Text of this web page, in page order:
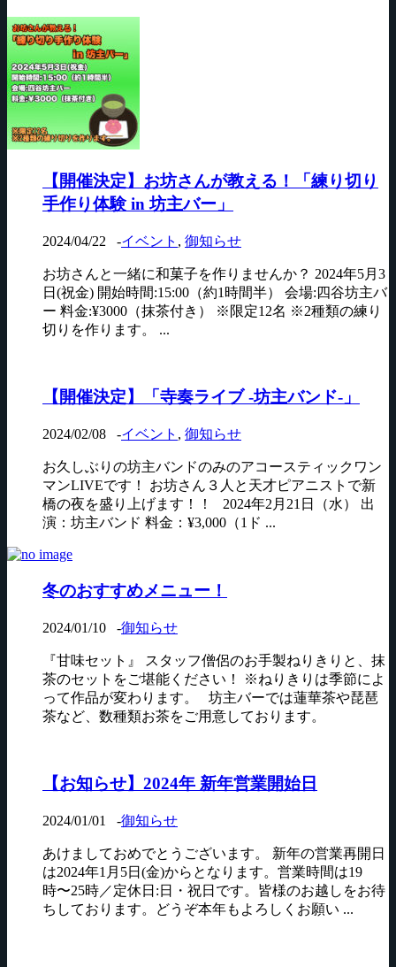
【開催決定】お坊さんが教える！「練り切り
手作り体験 in 坊主バー」
2024/04/22 -イベント , 御知らせ
お坊さんと一緒に和菓子を作りませんか？ 2024年5月3
日(祝金) 開始時間:15:00（約1時間半） 会場:四谷坊主バ
ー 料金:¥3000（抹茶付き） ※限定12名 ※2種類の練り
切りを作ります。 ...
【開催決定】「寺奏ライブ -坊主バンド-」
2024/02/08 -イベント , 御知らせ
お久しぶりの坊主バンドのみのアコースティックワン
マンLIVEです！ お坊さん３人と天才ピアニストで新
橋の夜を盛り上げます！！ 2024年2月21日（水） 出
演：坊主バンド 料金：¥3,000（1ド ...
冬のおすすめメニュー！
2024/01/10 -御知らせ
『甘味セット』 スタッフ僧侶のお手製ねりきりと、抹
茶のセットをご堪能ください！ ※ねりきりは季節によ
って作品が変わります。 坊主バーでは蓮華茶や琵琶
茶など、数種類お茶をご用意しております。
【お知らせ】2024年 新年営業開始日
2024/01/01 -御知らせ
あけましておめでとうございます。 新年の営業再開日
は2024年1月5日(金)からとなります。営業時間は19
時〜25時／定休日:日・祝日です。皆様のお越しをお待
ちしております。どうぞ本年もよろしくお願い ...